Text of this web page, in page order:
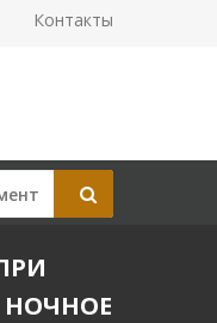
Контакты
НОЧНОЕ